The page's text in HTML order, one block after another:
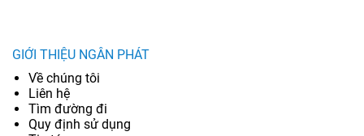
GIỚI THIỆU NGÂN PHÁT
Về chúng tôi
Liên hệ
Tìm đường đi
Quy định sử dụng